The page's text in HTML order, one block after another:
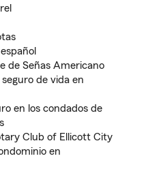
de Señas Americano
de vida en
en los condados de
Club of Ellicott City
en